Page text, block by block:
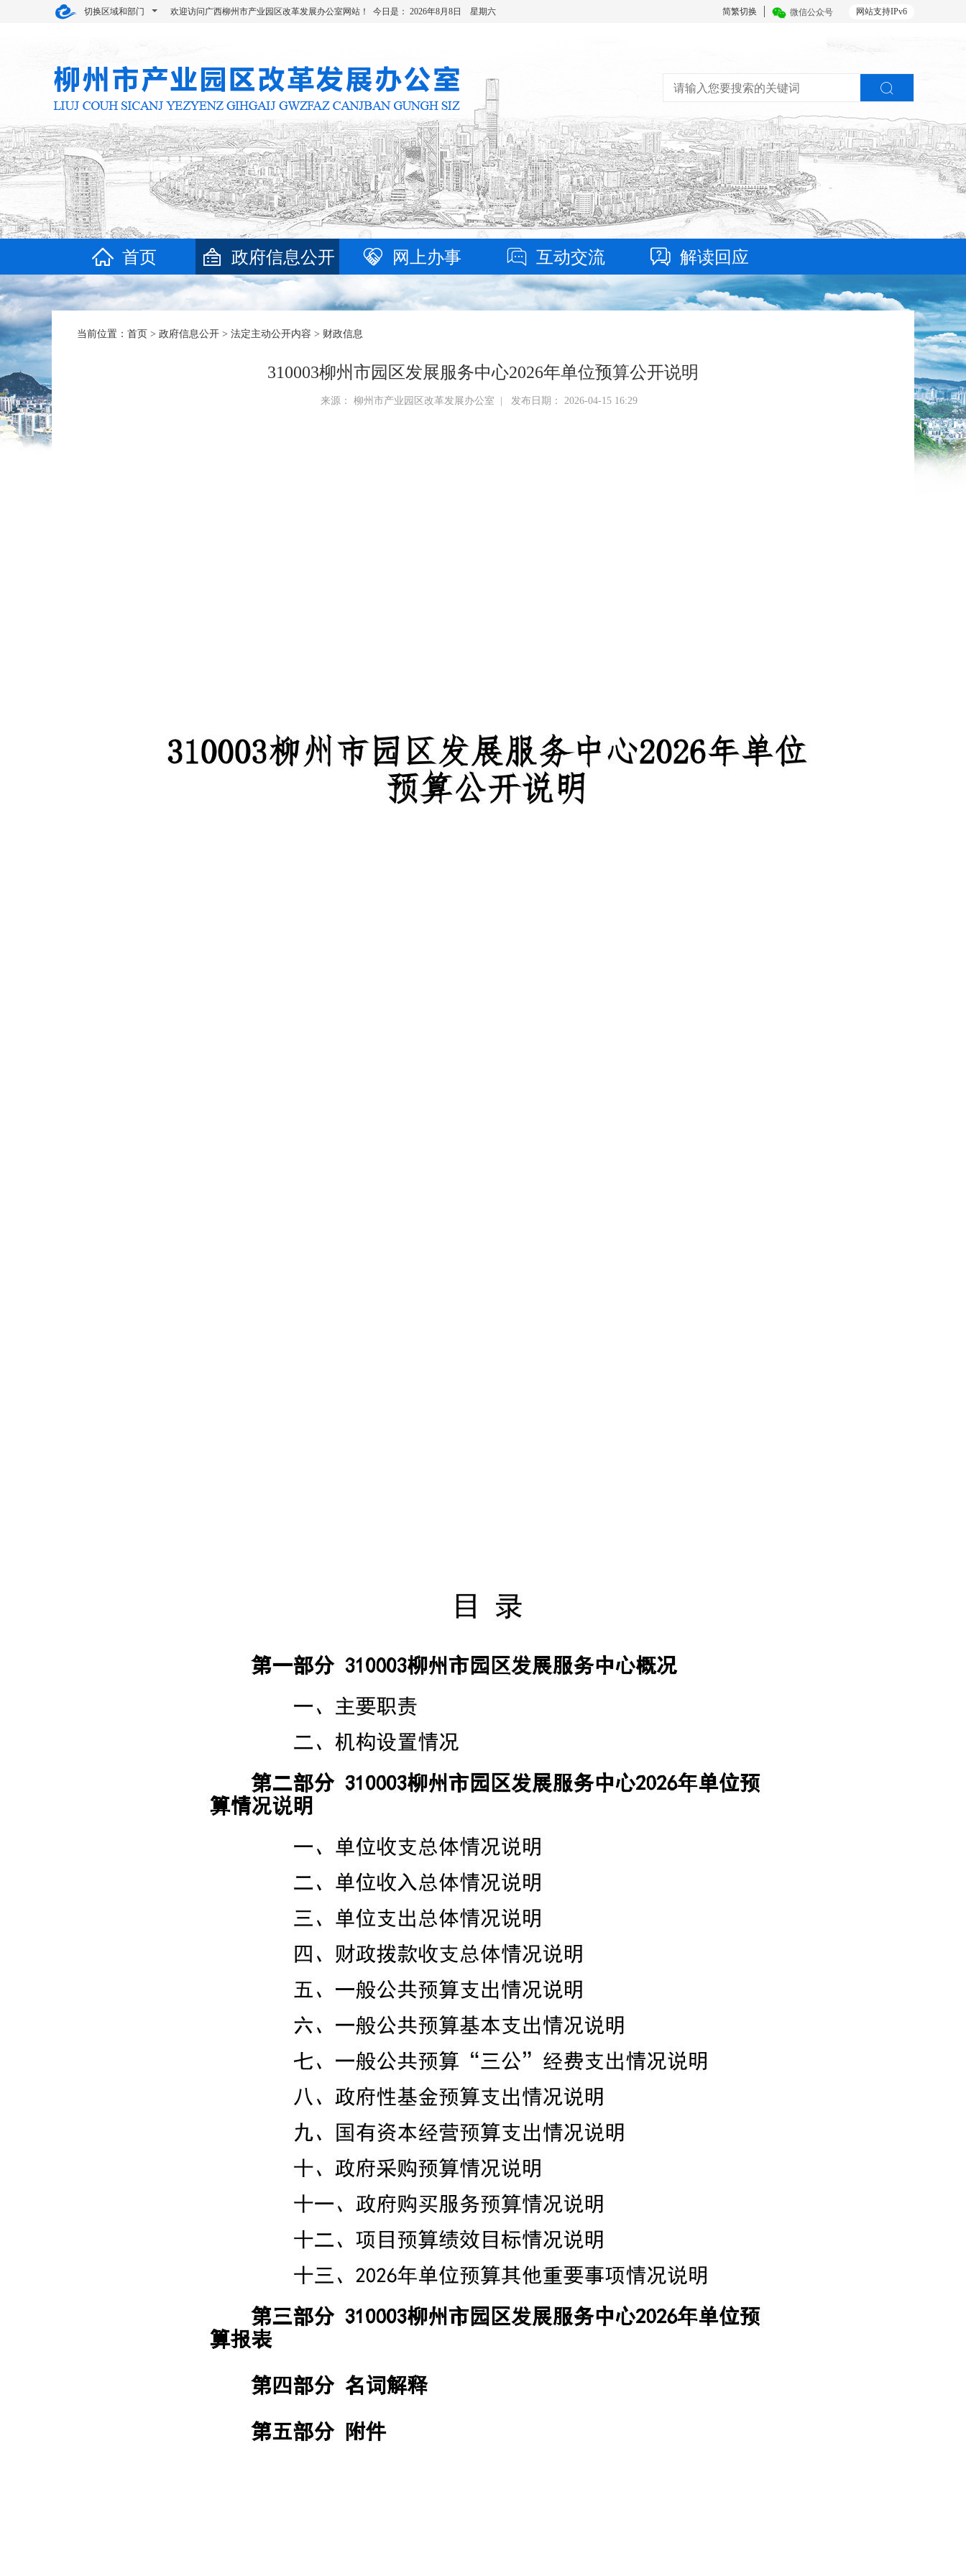
切换区域和部门 网站支持IPv6
简繁切换 微信公众号
欢迎访问广西柳州市产业园区改革发展办公室网站！ 今日是： 2026年8月8日 星期六
首页 政府信息公开 网上办事 互动交流 解读回应
当前位置： 首页 > 政府信息公开 > 法定主动公开内容 > 财政信息
310003柳州市园区发展服务中心2026年单位预算公开说明
来源： 柳州市产业园区改革发展办公室 | 发布日期： 2026-04-15 16:29